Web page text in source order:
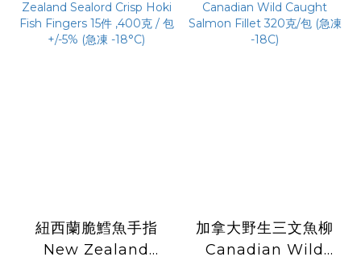
紐西蘭脆鱈魚手指
New Zealand
加拿大野生三文魚柳
Canadian Wild